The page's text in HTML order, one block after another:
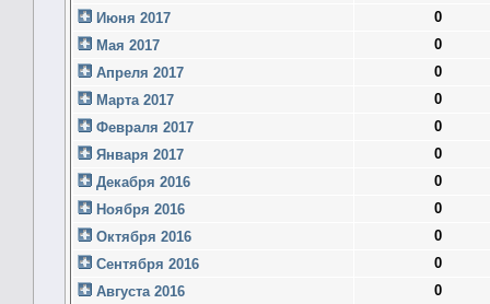
Июня 2017
0
Мая 2017
0
Апреля 2017
0
Марта 2017
0
Февраля 2017
0
Января 2017
0
Декабря 2016
0
Ноября 2016
0
Октября 2016
0
Сентября 2016
0
Августа 2016
0